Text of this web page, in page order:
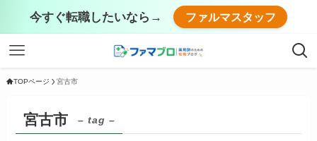
今すぐ転職したいなら→ ファルマスタッフ
TOPページ 宮古市
宮古市 – tag –